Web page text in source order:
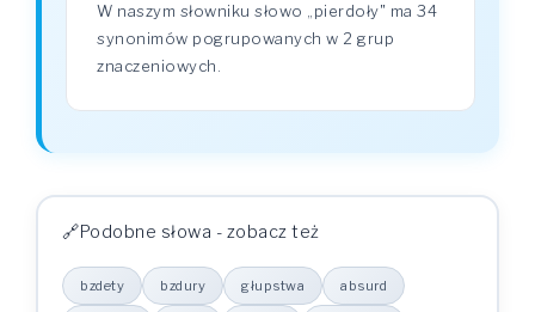
W naszym słowniku słowo „pierdoły" ma 34
synonimów pogrupowanych w 2 grup
znaczeniowych.
Podobne słowa - zobacz też
bzdety bzdury głupstwa absurd